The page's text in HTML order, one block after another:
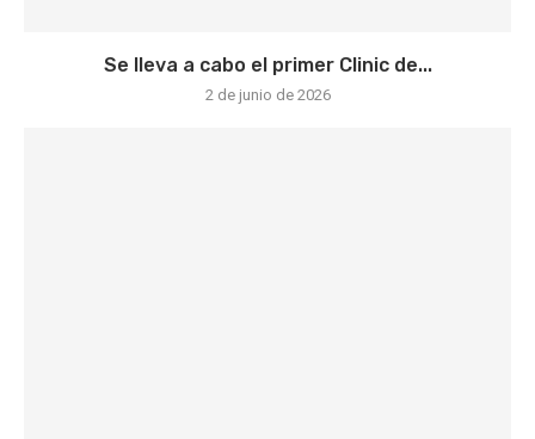
Se lleva a cabo el primer Clinic de...
2 de junio de 2026